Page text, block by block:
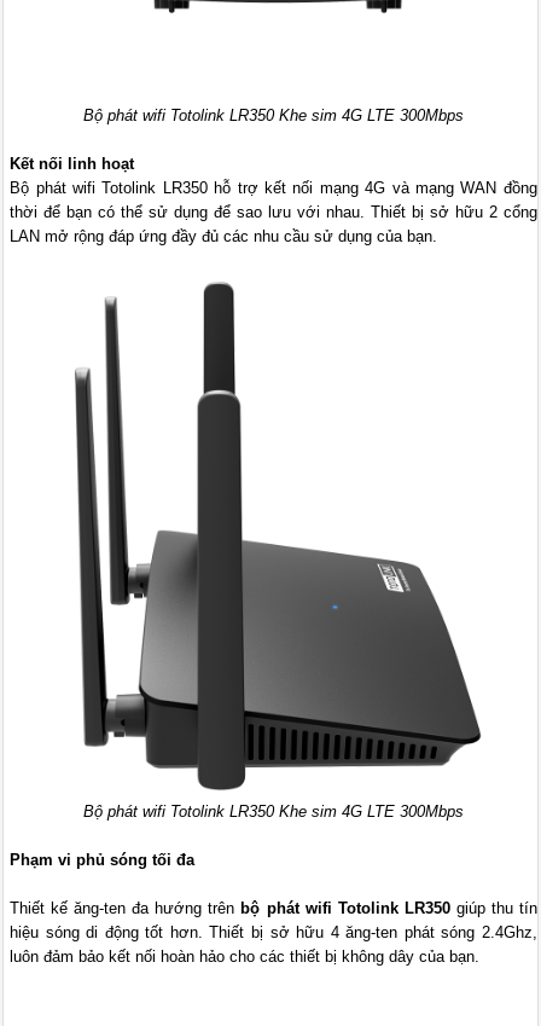
Bộ phát wifi Totolink LR350 Khe sim 4G LTE 300Mbps
Kết nối linh hoạt
Bộ phát wifi Totolink LR350 hỗ trợ kết nối mạng 4G và mạng WAN đồng
thời để bạn có thể sử dụng để sao lưu với nhau. Thiết bị sở hữu 2 cổng
LAN mở rộng đáp ứng đầy đủ các nhu cầu sử dụng của bạn.
Bộ phát wifi Totolink LR350 Khe sim 4G LTE 300Mbps
Phạm vi phủ sóng tối đa
Thiết kế ăng-ten đa hướng trên bộ phát wifi Totolink LR350giúp thu tín
hiệu sóng di động tốt hơn. Thiết bị sở hữu 4 ăng-ten phát sóng 2.4Ghz,
luôn đảm bảo kết nối hoàn hảo cho các thiết bị không dây của bạn.